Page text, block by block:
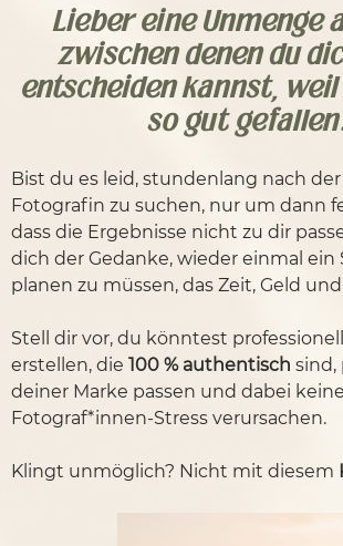
Lieber eine Unmenge
zwischen denen du
entscheiden kannst,
so gut
Bist du es leid, stundenlang nach
Fotografin zu suchen, nur um dann
dass die Ergebnisse nicht zu dir
dich der Gedanke, wieder einmal ein
planen zu müssen, das Zeit, Geld
Stell dir vor, du könntest
erstellen, die 100 % authentisch sind,
deiner Marke passen und dabei
Fotograf*innen-Stress verursachen.
Klingt unmöglich? Nicht mit diesem